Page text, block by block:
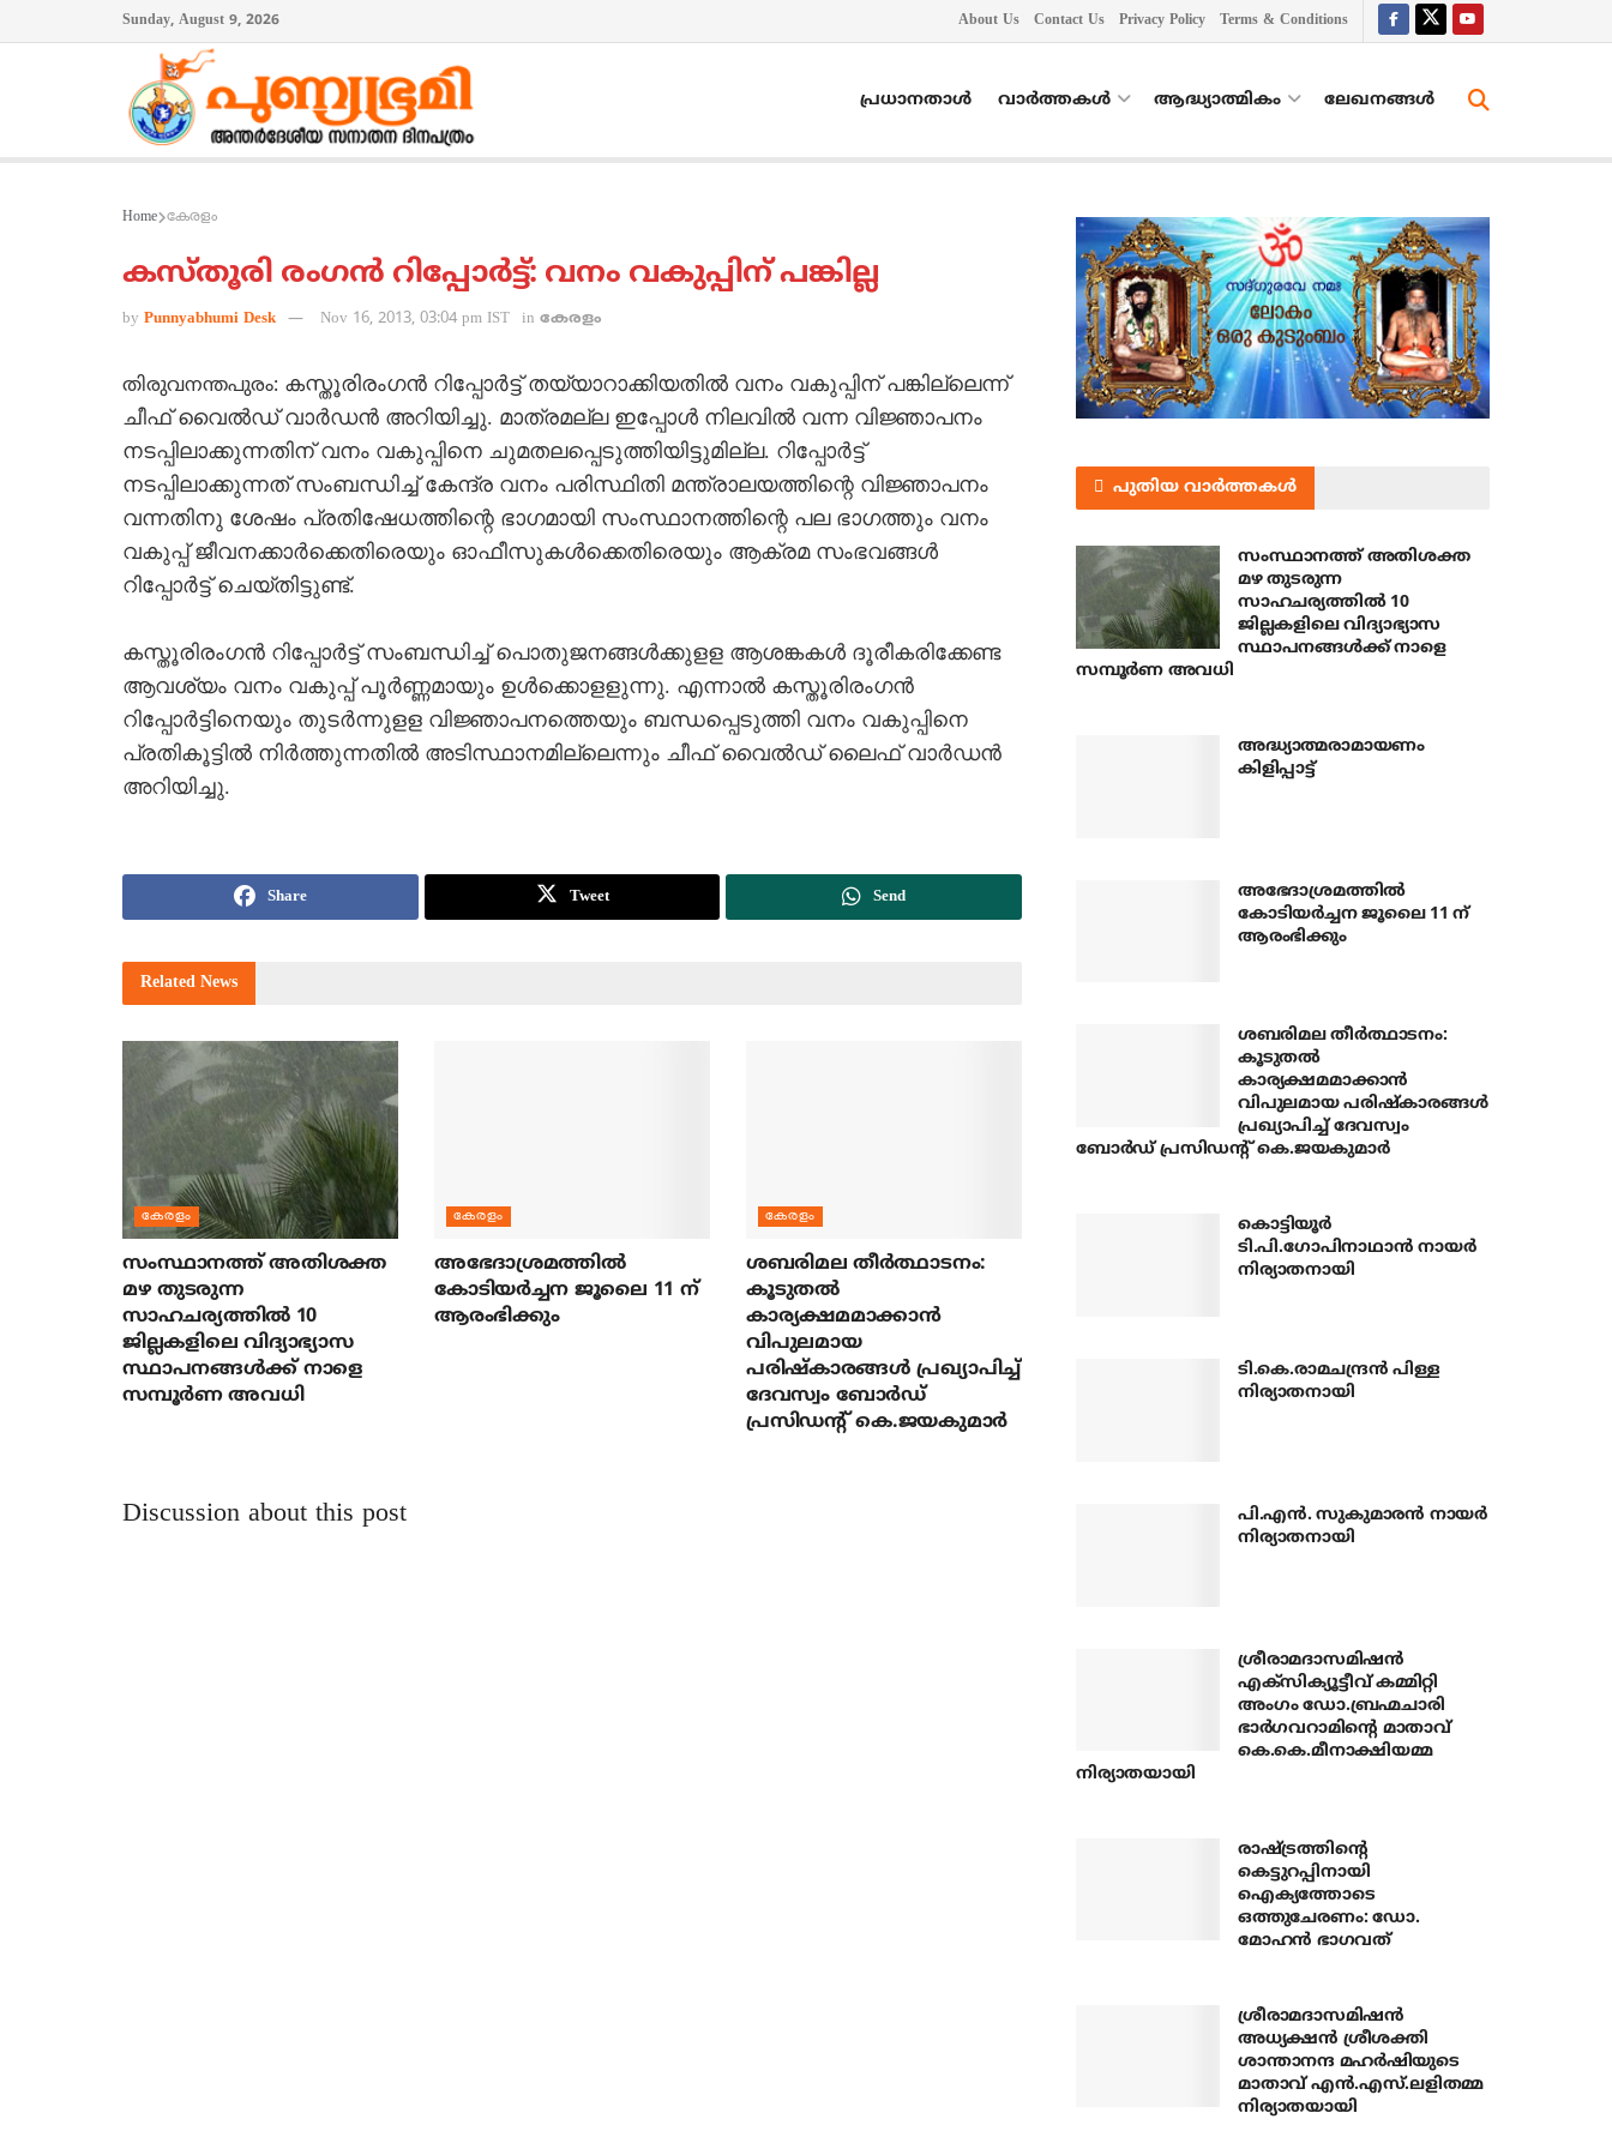
Sunday, August 9, 2026 About Us Contact Us Privacy Policy Terms & Conditions
പ്രധാനതാൾ വാർത്തകൾ ആദ്ധ്യാത്മികം ലേഖനങ്ങള്‍
Home കേരളം
കസ്തൂരി രംഗന്‍ റിപ്പോര്‍ട്ട്: വനം വകുപ്പിന് പങ്കില്ല
by Punnyabhumi Desk Nov 16, 2013, 03:04 pm IST in കേരളം
തിരുവനന്തപുരം: കസ്തൂരിരംഗന്‍ റിപ്പോര്‍ട്ട് തയ്യാറാക്കിയതില്‍ വനം വകുപ്പിന് പങ്കില്ലെന്ന്
ചീഫ് വൈല്‍ഡ് വാര്‍ഡന്‍ അറിയിച്ചു. മാത്രമല്ല ഇപ്പോള്‍ നിലവില്‍ വന്ന വിജ്ഞാപനം
നടപ്പിലാക്കുന്നതിന് വനം വകുപ്പിനെ ചുമതലപ്പെടുത്തിയിട്ടുമില്ല. റിപ്പോര്‍ട്ട്
നടപ്പിലാക്കുന്നത് സംബന്ധിച്ച് കേന്ദ്ര വനം പരിസ്ഥിതി മന്ത്രാലയത്തിന്റെ വിജ്ഞാപനം
വന്നതിനു ശേഷം പ്രതിഷേധത്തിന്റെ ഭാഗമായി സംസ്ഥാനത്തിന്റെ പല ഭാഗത്തും വനം
വകുപ്പ് ജീവനക്കാര്‍ക്കെതിരെയും ഓഫീസുകള്‍ക്കെതിരെയും ആക്രമ സംഭവങ്ങള്‍
റിപ്പോര്‍ട്ട് ചെയ്തിട്ടുണ്ട്.
കസ്തൂരിരംഗന്‍ റിപ്പോര്‍ട്ട് സംബന്ധിച്ച് പൊതുജനങ്ങള്‍ക്കുളള ആശങ്കകള്‍ ദൂരീകരിക്കേണ്ട
ആവശ്യം വനം വകുപ്പ് പൂര്‍ണ്ണമായും ഉള്‍ക്കൊളളുന്നു. എന്നാല്‍ കസ്തൂരിരംഗന്‍
റിപ്പോര്‍ട്ടിനെയും തുടര്‍ന്നുളള വിജ്ഞാപനത്തെയും ബന്ധപ്പെടുത്തി വനം വകുപ്പിനെ
പ്രതികൂട്ടില്‍ നിര്‍ത്തുന്നതില്‍ അടിസ്ഥാനമില്ലെന്നും ചീഫ് വൈല്‍ഡ് ലൈഫ് വാര്‍ഡന്‍
അറിയിച്ചു.
Share Tweet Send
Related News
കേരളം
സംസ്ഥാനത്ത് അതിശക്ത
മഴ തുടരുന്ന
സാഹചര്യത്തിൽ 10
ജില്ലകളിലെ വിദ്യാഭ്യാസ
സ്ഥാപനങ്ങൾക്ക് നാളെ
സമ്പൂർണ അവധി
കേരളം
അഭേദാശ്രമത്തില്‍
കോടിയര്‍ച്ചന ജൂലൈ 11 ന്
ആരംഭിക്കും
കേരളം
ശബരിമല തീര്‍ത്ഥാടനം:
കൂടുതല്‍
കാര്യക്ഷമമാക്കാന്‍
വിപുലമായ
പരിഷ്‌കാരങ്ങള്‍ പ്രഖ്യാപിച്ച്
ദേവസ്വം ബോര്‍ഡ്
പ്രസിഡന്റ് കെ.ജയകുമാര്‍
Discussion about this post
പുതിയ വാർത്തകൾ
സംസ്ഥാനത്ത് അതിശക്ത
മഴ തുടരുന്ന
സാഹചര്യത്തിൽ 10
ജില്ലകളിലെ വിദ്യാഭ്യാസ
സ്ഥാപനങ്ങൾക്ക് നാളെ
സമ്പൂർണ അവധി
അദ്ധ്യാത്മരാമായണം
കിളിപ്പാട്ട്
അഭേദാശ്രമത്തില്‍
കോടിയര്‍ച്ചന ജൂലൈ 11 ന്
ആരംഭിക്കും
ശബരിമല തീര്‍ത്ഥാടനം:
കൂടുതല്‍
കാര്യക്ഷമമാക്കാന്‍
വിപുലമായ പരിഷ്‌കാരങ്ങള്‍
പ്രഖ്യാപിച്ച് ദേവസ്വം
ബോര്‍ഡ് പ്രസിഡന്റ് കെ.ജയകുമാര്‍
കൊട്ടിയൂര്‍
ടി.പി.ഗോപിനാഥാന്‍ നായര്‍
നിര്യാതനായി
ടി.കെ.രാമചന്ദ്രന്‍ പിള്ള
നിര്യാതനായി
പി.എന്‍. സുകുമാരന്‍ നായര്‍
നിര്യാതനായി
ശ്രീരാമദാസമിഷന്‍
എക്‌സിക്യൂട്ടീവ് കമ്മിറ്റി
അംഗം ഡോ.ബ്രഹ്മചാരി
ഭാര്‍ഗവറാമിന്റെ മാതാവ്
കെ.കെ.മീനാക്ഷിയമ്മ
നിര്യാതയായി
രാഷ്ട്രത്തിന്റെ
കെട്ടുറപ്പിനായി
ഐക്യത്തോടെ
ഒത്തുചേരണം: ഡോ.
മോഹന്‍ ഭാഗവത്
ശ്രീരാമദാസമിഷന്‍
അധ്യക്ഷന്‍ ശ്രീശക്തി
ശാന്താനന്ദ മഹര്‍ഷിയുടെ
മാതാവ് എന്‍.എസ്.ലളിതമ്മ
നിര്യാതയായി